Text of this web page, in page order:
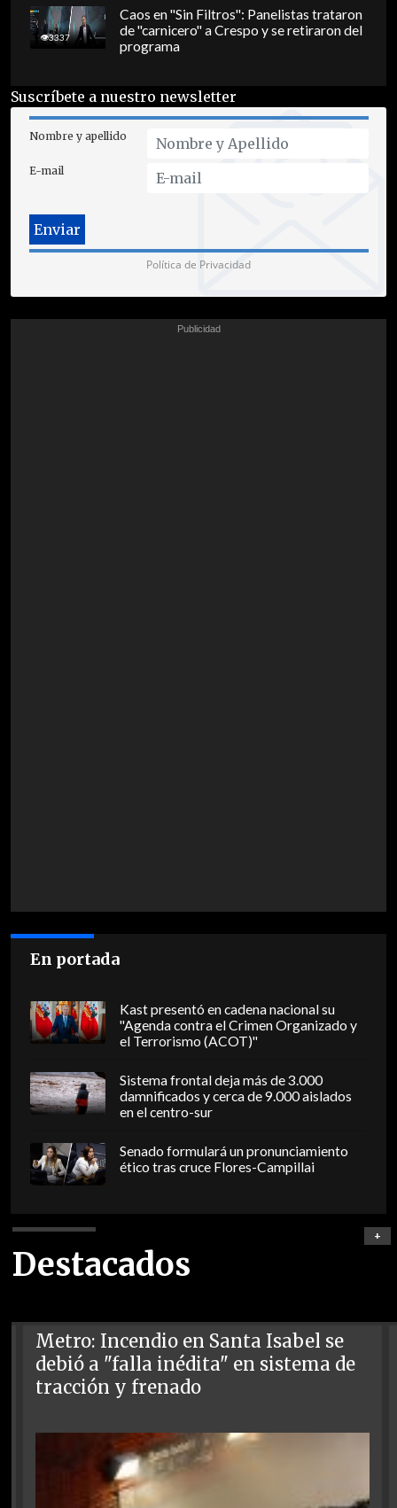
3337
Caos en "Sin Filtros": Panelistas trataron
de "carnicero" a Crespo y se retiraron del
programa
Suscríbete a nuestro newsletter
Nombre y apellido
E-mail
Política de Privacidad
En portada
Kast presentó en cadena nacional su
"Agenda contra el Crimen Organizado y
el Terrorismo (ACOT)"
Sistema frontal deja más de 3.000
damnificados y cerca de 9.000 aislados
en el centro-sur
Senado formulará un pronunciamiento
ético tras cruce Flores-Campillai
Destacados
+
Metro: Incendio en Santa Isabel se
debió a "falla inédita" en sistema de
tracción y frenado